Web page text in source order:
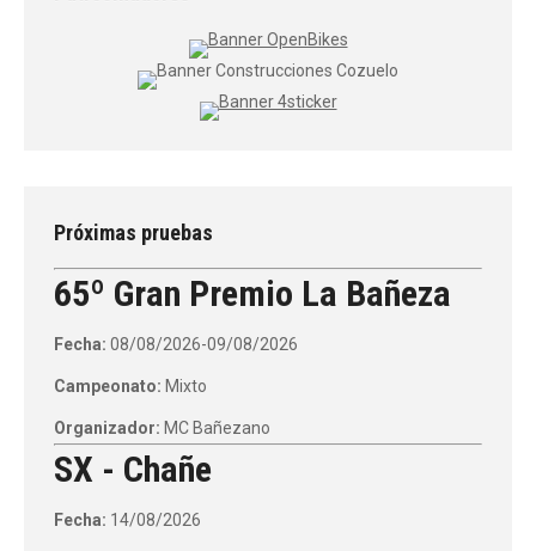
Próximas pruebas
65º Gran Premio La Bañeza
Fecha: 08/08/2026-09/08/2026
Campeonato: Mixto
Organizador: MC Bañezano
SX - Chañe
Fecha: 14/08/2026